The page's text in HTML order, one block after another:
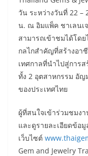
วัน ระหว่างวันที่ 22 –
น. ณ อิมแพ็ค ชาเลนเ
สามารถเข้าชมได้โด
กลไกสำคัญที่สร้างอา
เทศกาลที่นำไปสู่การ
ทั้ง 2 อุตสาหกรรม อัญ
ของประเทศไทย
ผู้ที่สนใจเข้าร่วมชมง
และดูรายละเอียดข้อมู
เว็บไซต์
Gem and Jewelry